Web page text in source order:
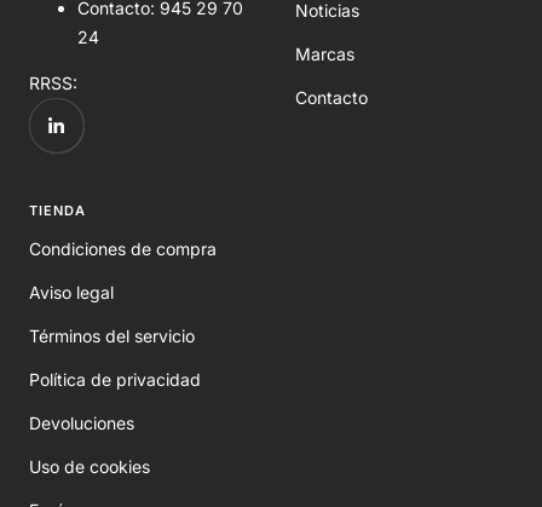
Contacto: 945 29 70
24
RRSS:
Noticias
Marcas
Contacto
TIENDA
Condiciones de compra
Aviso legal
Términos del servicio
Política de privacidad
Devoluciones
Uso de cookies